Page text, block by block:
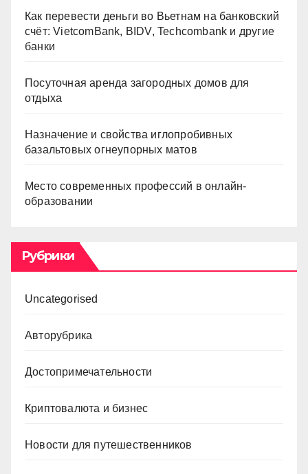
Как перевести деньги во Вьетнам на банковский
счёт: VietcomBank, BIDV, Techcombank и другие
банки
Посуточная аренда загородных домов для
отдыха
Назначение и свойства иглопробивных
базальтовых огнеупорных матов
Место современных профессий в онлайн-
образовании
Рубрики
Uncategorised
Авторубрика
Достопримечательности
Криптовалюта и бизнес
Новости для путешественников